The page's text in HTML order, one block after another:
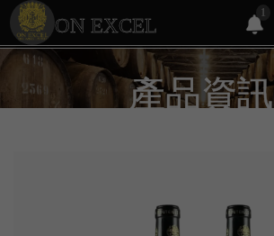
ON EXCEL
1
產品資訊